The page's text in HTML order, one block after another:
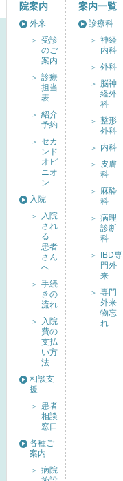
院案内
外来
受診
のご
案内
診療
担当
表
紹介
予約
セカ
ンド
オピ
ニオ
ン
入院
入院
され
る
患者
さん
へ
手続
きの
流れ
入院
費の
支払
い方
法
相談支
援
患者
相談
窓口
各種ご
案内
病院
案内一覧
診療科
神経
内科
外科
脳神
経外
科
整形
外科
内科
皮膚
科
麻酔
科
病理
診断
科
IBD専
門外
来
専門
外来
物忘
れ